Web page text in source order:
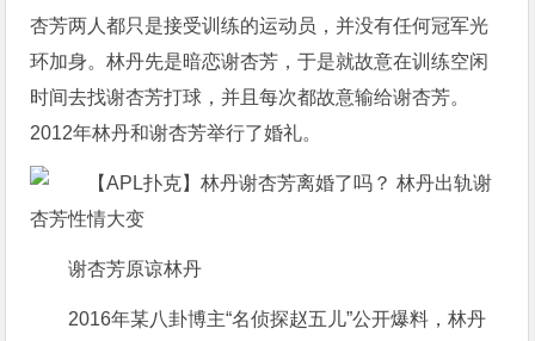
杏芳两人都只是接受训练的运动员，并没有任何冠军光
环加身。林丹先是暗恋谢杏芳，于是就故意在训练空闲
时间去找谢杏芳打球，并且每次都故意输给谢杏芳。
2012年林丹和谢杏芳举行了婚礼。
谢杏芳原谅林丹
2016年某八卦博主“名侦探赵五儿”公开爆料，林丹